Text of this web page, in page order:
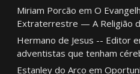
Miriam Porcão em O
Extraterrestre — A Religião
Hermano de Jesus -- Editor
adventistas que tenham
Estanley do Arco em